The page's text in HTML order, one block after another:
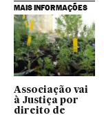
MAIS INFORMAÇÕES
Associação vai
à Justiça por
direito de